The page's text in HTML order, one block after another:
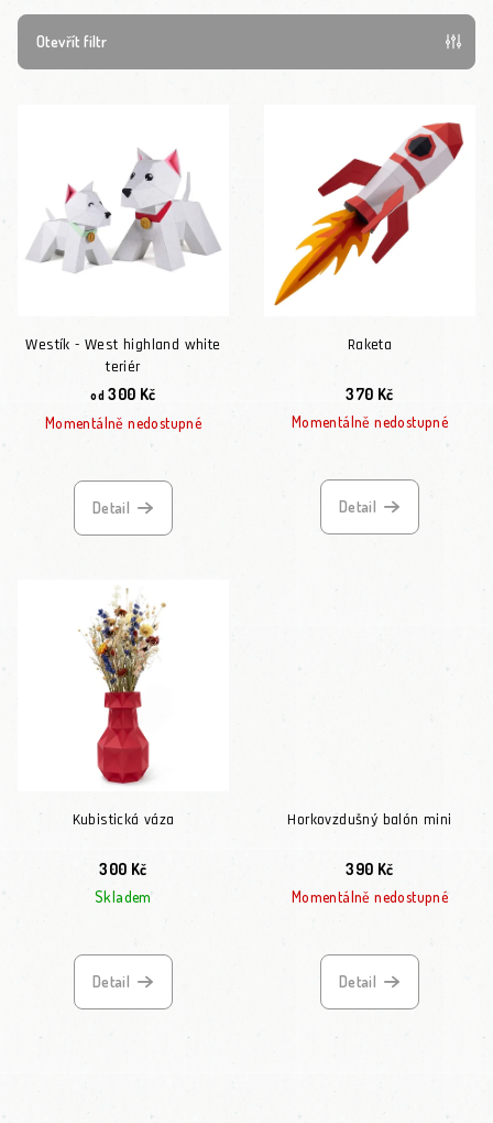
Otevřít filtr
Westík - West highland white
teriér
od 300 Kč
Momentálně nedostupné
Detail
Raketa
370 Kč
Momentálně nedostupné
Detail
Kubistická váza
300 Kč
Skladem
Detail
Horkovzdušný balón mini
390 Kč
Momentálně nedostupné
Detail